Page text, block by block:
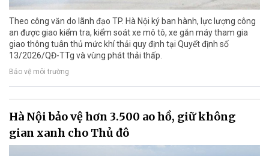
Theo công văn do lãnh đạo TP. Hà Nội ký ban hành, lực lượng công
an được giao kiểm tra, kiểm soát xe mô tô, xe gắn máy tham gia
giao thông tuân thủ mức khí thải quy định tại Quyết định số
13/2026/QĐ-TTg và vùng phát thải thấp.
Bảo vệ môi trường
Hà Nội bảo vệ hơn 3.500 ao hồ, giữ không
gian xanh cho Thủ đô